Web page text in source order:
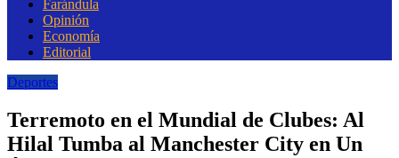
Farándula
Opinión
Economía
Editorial
Deportes
Terremoto en el Mundial de Clubes: Al
Hilal Tumba al Manchester City en Un